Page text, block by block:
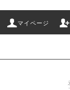
マイページ